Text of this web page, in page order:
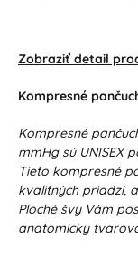
Zobraziť detail
Kompresné
Kompresné
mmHg sú UNISEX
Tieto kompresné
kvalitných priadzí,
Ploché švy Vám
anatomicky